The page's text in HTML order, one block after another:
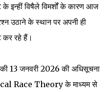
इन्हीं विषैले विमर्शों के कारण आज
उठाने के स्थान पर अपनी ही
कर रहे हैं।
13 जनवरी 2026 की अधिसूचना
Race Theory के माध्यम से